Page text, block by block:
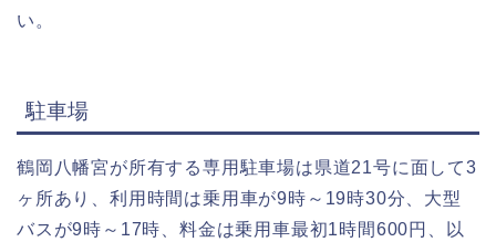
い。
駐車場
鶴岡八幡宮が所有する専用駐車場は県道21号に面して3
ヶ所あり、利用時間は乗用車が9時～19時30分、大型
バスが9時～17時、料金は乗用車最初1時間600円、以